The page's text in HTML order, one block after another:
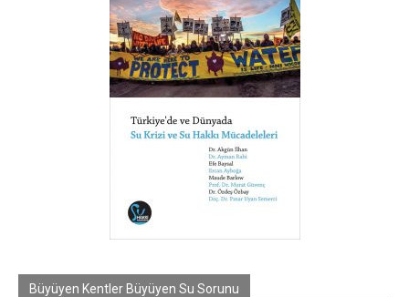
Büyüyen Kentler Büyüyen Su Sorunu